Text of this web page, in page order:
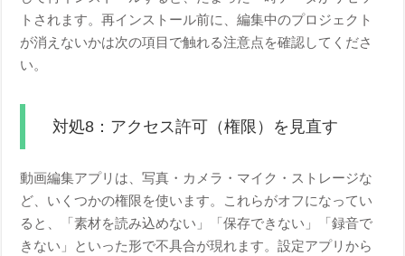
トされます。再インストール前に、編集中のプロジェクト
が消えないかは次の項目で触れる注意点を確認してくださ
い。
対処8：アクセス許可（権限）を見直す
動画編集アプリは、写真・カメラ・マイク・ストレージな
ど、いくつかの権限を使います。これらがオフになってい
ると、「素材を読み込めない」「保存できない」「録音で
きない」といった形で不具合が現れます。設定アプリから